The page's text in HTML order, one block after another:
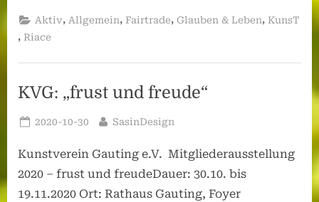
Aktiv, Allgemein, Fairtrade, Glauben & Leben, KunsT
, Riace
KVG: „frust und freude“
Posted
2020-10-30 By
SasinDesign
Kunstverein Gauting e.V. Mitgliederausstellung
2020 – frust und freudeDauer: 30.10. bis
19.11.2020 Ort: Rathaus Gauting, Foyer